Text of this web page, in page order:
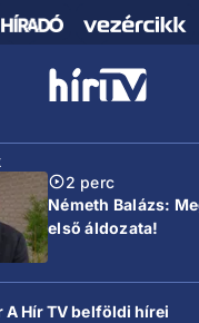
2 perc
Németh Balázs:
első áldozata!
A Hír TV belföldi hírei